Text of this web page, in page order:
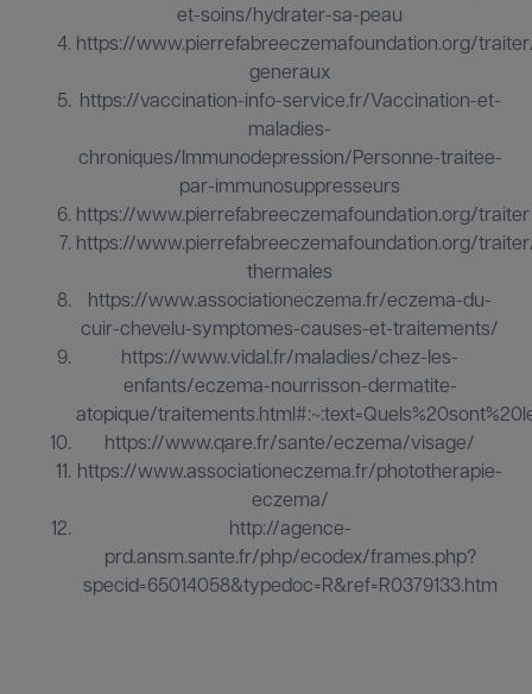
et-soins/hydrater-sa-peau
https://www.pierrefabreeczemafoundation.org/
generaux
https://vaccination-info-service.fr/Vaccination-et-
maladies-
chroniques/Immunodepression/Personne-traitee-
par-immunosuppresseurs
https://www.pierrefabreeczemafoundation.org/traiter
https://www.pierrefabreeczemafoundation.org/
thermales
https://www.associationeczema.fr/eczema-du-
cuir-chevelu-symptomes-causes-et-traitements/
https://www.vidal.fr/maladies/chez-les-
enfants/eczema-nourrisson-dermatite-
atopique/
https://www.qare.fr/sante/eczema/visage/
https://www.associationeczema.fr/phototherapie-
eczema/
http://agence-
prd.ansm.sante.fr/php/ecodex/frames.php?
specid=65014058&typedoc=R&ref=R0379133.htm